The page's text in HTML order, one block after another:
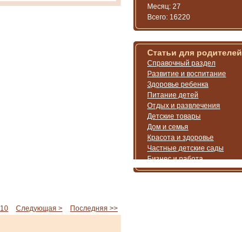
10 Следующая > Последняя >>
Месяц: 27
Всего: 16220
Статьи для родителей
Справочный раздел
Развитие и воспитание
Здоровье ребенка
Питание детей
Отдых и развлечения
Детские товары
Дом и семья
Красота и здоровье
Частные детские сады
Бизнес и работа